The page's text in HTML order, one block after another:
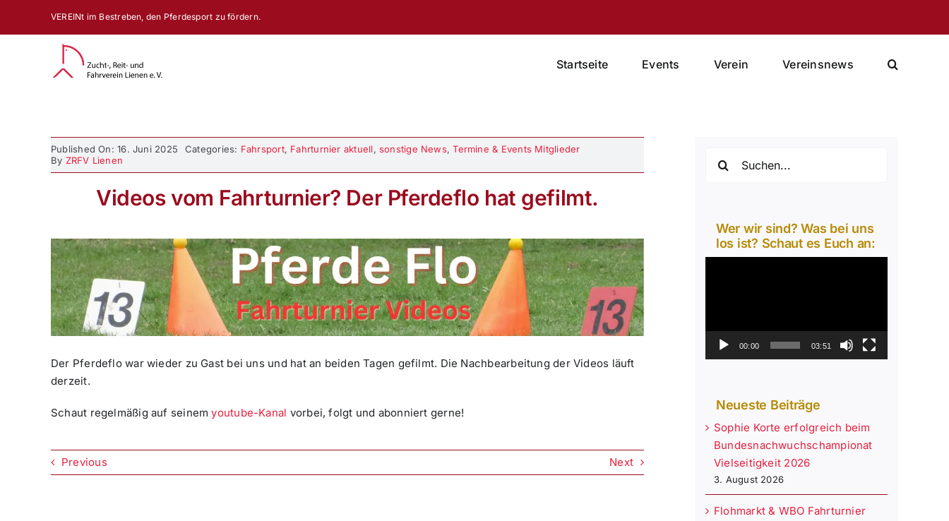
VEREINt im Bestreben, den Pferdesport zu fördern.
Startseite Events Verein Vereinsnews
Published On: 16. Juni 2025 Categories: Fahrsport, Fahrturnier aktuell, sonstige News,Termine & Events Mitglieder
By ZRFV Lienen
Videos vom Fahrturnier? Der Pferdeflo hat gefilmt.
Der Pferdeflo war wieder zu Gast bei uns und hat an beiden Tagen gefilmt. Die Nachbearbeitung der Videos läuft
derzeit.
Schaut regelmäßig auf seinem youtube-Kanal vorbei, folgt und abonniert gerne!
Previous Next
nach:
Wer wir sind? Was bei uns
los ist? Schaut es Euch an:
00:00 03:51
Neueste Beiträge
Sophie Korte erfolgreich beim
Bundesnachwuchschampionat
Vielseitigkeit 2026
3. August 2026
Flohmarkt & WBO Fahrturnier